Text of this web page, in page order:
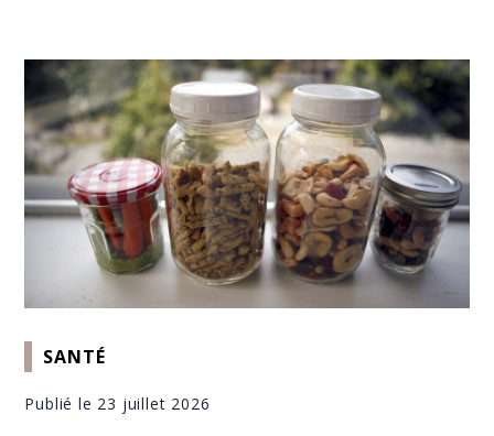
SANTÉ
Publié le 23 juillet 2026